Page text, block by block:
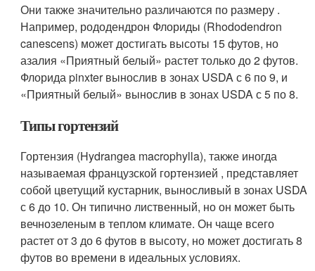
Они также значительно различаются по размеру .
Например, рододендрон Флориды (Rhododendron
canescens) может достигать высоты 15 футов, но
азалия «Приятный белый» растет только до 2 футов.
Флорида pinxter вынослив в зонах USDA с 6 по 9, и
«Приятный белый» вынослив в зонах USDA с 5 по 8.
Типы гортензий
Гортензия (Hydrangea macrophylla), также иногда
называемая французской гортензией , представляет
собой цветущий кустарник, выносливый в зонах USDA
с 6 до 10. Он типично лиственный, но он может быть
вечнозеленым в теплом климате. Он чаще всего
растет от 3 до 6 футов в высоту, но может достигать 8
футов во времени в идеальных условиях.